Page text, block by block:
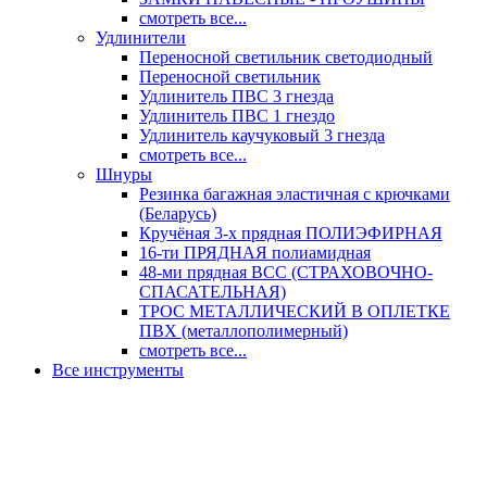
смотреть все...
Удлинители
Переносной светильник светодиодный
Переносной светильник
Удлинитель ПВС 3 гнезда
Удлинитель ПВС 1 гнездо
Удлинитель каучуковый 3 гнезда
смотреть все...
Шнуры
Резинка багажная эластичная с крючками
(Беларусь)
Кручёная 3-х прядная ПОЛИЭФИРНАЯ
16-ти ПРЯДНАЯ полиамидная
48-ми прядная ВСС (СТРАХОВОЧНО-
СПАСАТЕЛЬНАЯ)
ТРОС МЕТАЛЛИЧЕСКИЙ В ОПЛЕТКЕ
ПВХ (металлополимерный)
смотреть все...
Все инструменты